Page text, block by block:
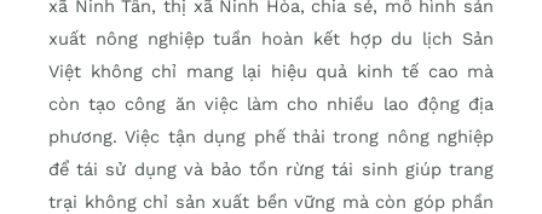
xã Ninh Tân, thị xã Ninh Hòa, chia sẻ, mô hình sản
xuất nông nghiệp tuần hoàn kết hợp du lịch Sản
Việt không chỉ mang lại hiệu quả kinh tế cao mà
còn tạo công ăn việc làm cho nhiều lao động địa
phương. Việc tận dụng phế thải trong nông nghiệp
để tái sử dụng và bảo tồn rừng tái sinh giúp trang
trại không chỉ sản xuất bền vững mà còn góp phần